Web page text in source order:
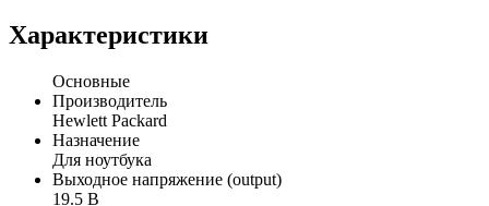
Характеристики
Основные
Производитель
Hewlett Packard
Назначение
Для ноутбука
Выходное напряжение (output)
19.5 В